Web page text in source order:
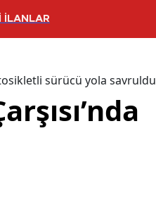
İLANLAR
sürücü yola savruldu